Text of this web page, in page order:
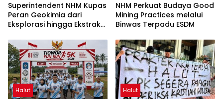
Superintendent NHM Kupas
Peran Geokimia dari
Eksplorasi hingga Ekstraksi
UNG
NHM Perkuat Budaya Good
Mining Practices melalui
Binwas Terpadu ESDM
Halut Halut